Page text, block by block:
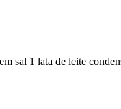
sal 1 lata de leite